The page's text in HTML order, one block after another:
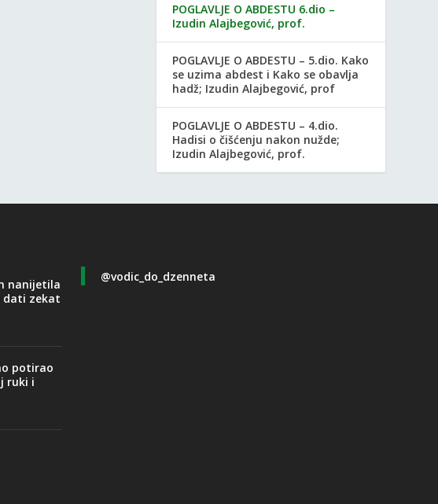
POGLAVLJE O ABDESTU 6.dio –
Izudin Alajbegović, prof.
POGLAVLJE O ABDESTU – 5.dio. Kako
se uzima abdest i Kako se obavlja
hadž; Izudin Alajbegović, prof
POGLAVLJE O ABDESTU – 4.dio.
Hadisi o čišćenju nakon nužde;
Izudin Alajbegović, prof.
nanijetila
dati zekat
potirao
ruki i
@vodic_do_dzenneta